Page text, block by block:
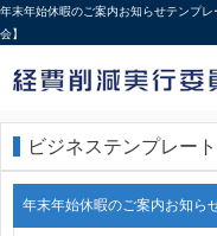
年末年始休暇のご案内お知らせテンプ
会】
ビジネステンプレート
年末年始休暇のご案内お知ら